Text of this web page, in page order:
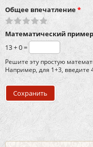
Общее впечатление*
Математический пример
13 + 0 =
Решите эту простую
Например, для 1+3, введите